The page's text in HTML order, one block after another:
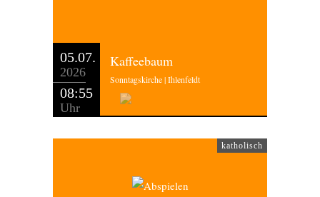
05.07.
2026
08:55
Uhr
Kaffeebaum
Sonntagskirche | Ihlenfeldt
katholisch